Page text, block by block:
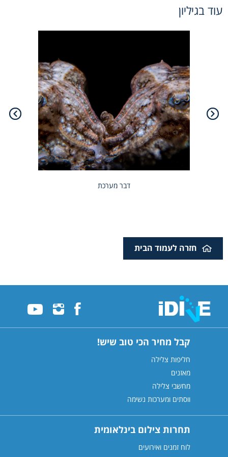
עוד בגיליון
דבר מערכת
חזרה לעמוד הבית
קבל מחיר הכי טוב שיש!
חליפות צלילה
מאזנים
מחשבי צלילה
ווסתים ומערכות נשימה
תחרות צילום בינלאומית
לוח זמנים ואירועים